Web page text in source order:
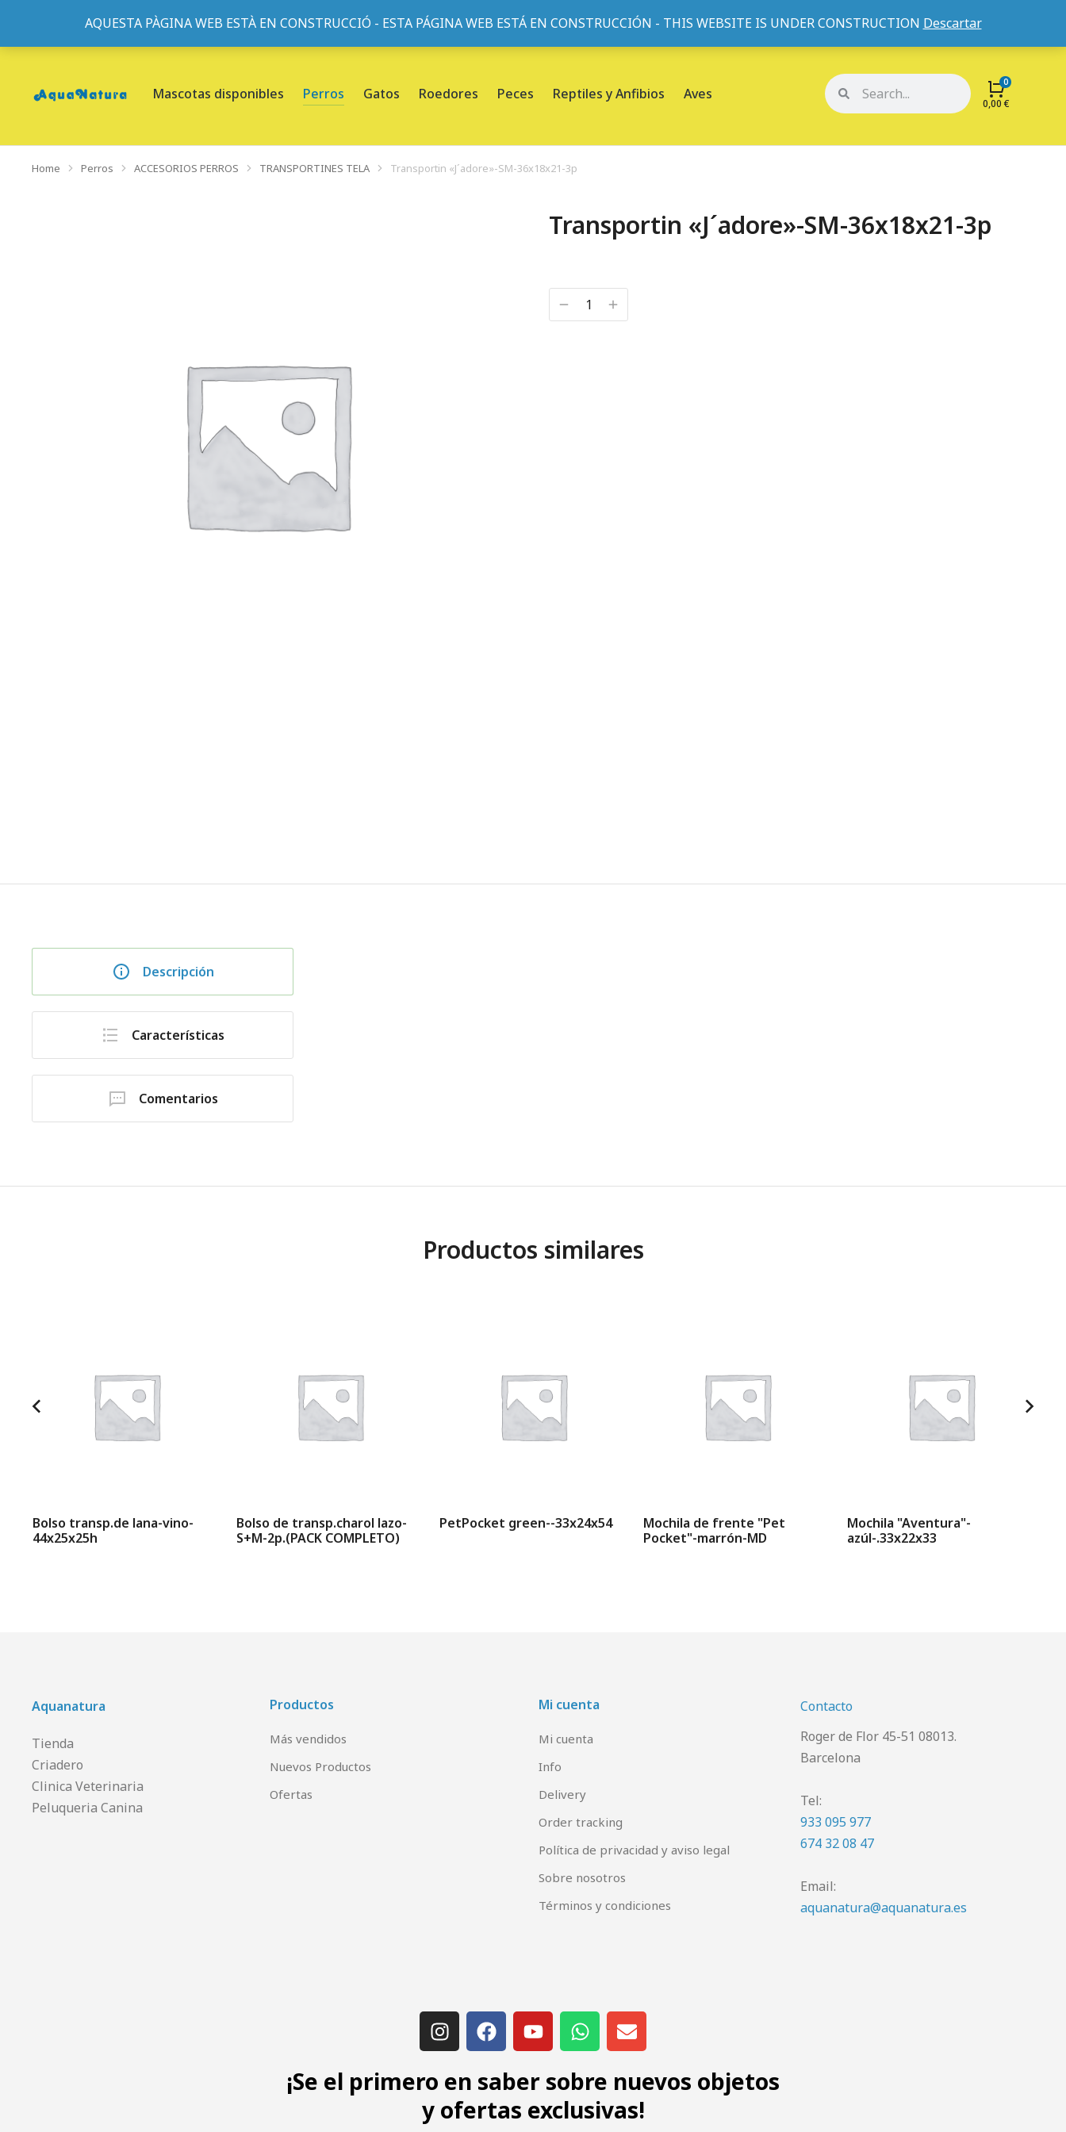
AQUESTA PÀGINA WEB ESTÀ EN CONSTRUCCIÓ - ESTA PÁGINA WEB ESTÁ EN CONSTRUCCIÓN - THIS WEBSITE IS UNDER CONSTRUCTION Descartar
933095977-933152057-933103463- C/ de Roger de Flor, 45, L'Eixample, 08013 Barcelona |Sobre nosotros Mi cuenta Mis pedidos
Mascotas disponibles Perros Gatos Roedores Peces Reptiles y Anfibios Aves
0,00€
You are here:
Home Perros ACCESORIOS PERROS TRANSPORTINES TELA Transportin «J´adore»-SM-36x18x21-3p
Transportin «J´adore»-SM-36x18x21-3p
Descripción
Características
Comentarios
Productos similares
Bolso transp.de lana-vino-
44x25x25h
Bolso de transp.charol lazo-
S+M-2p.(PACK COMPLETO)
PetPocket green--33x24x54
Mochila de frente "Pet
Pocket"-marrón-MD
Mochila "Aventura"-
azúl-.33x22x33
Aquanatura
Tienda
Criadero
Clinica Veterinaria
Peluqueria Canina
Productos
Más vendidos
Nuevos Productos
Ofertas
Mi cuenta
Mi cuenta
Info
Delivery
Order tracking
Política de privacidad y aviso legal
Sobre nosotros
Términos y condiciones
Contacto
Roger de Flor 45-51 08013.
Barcelona
Tel:
933 095 977
674 32 08 47
Email:
aquanatura@aquanatura.es
¡Se el primero en saber sobre nuevos objetos
y ofertas exclusivas!